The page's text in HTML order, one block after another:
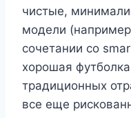
чистые,
модели
сочетании со
хорошая
традиционных
все еще